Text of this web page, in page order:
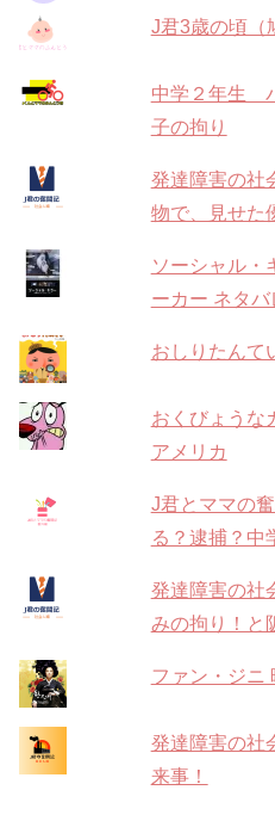
J君3歳の頃（
中学２年生
子の拘り
発達障害の社
物で、見せた
ソーシャル
ーカー ネタバ
おしりたんて
おくびょう
アメリカ
J君とママの
る？逮捕？中
発達障害の
みの拘り！と
ファン・ジニ
発達障害の
来事！